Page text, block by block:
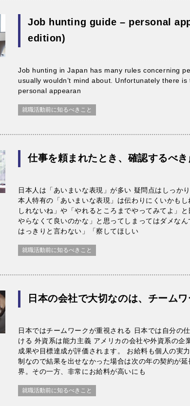
Job hunting guide – personal
edition)
Job hunting in Japan has many rules concerning
usually wouldn’t mind about. Unfortunately there
personal appearan
就職活動前に知るべきこと
仕事を頼まれたとき、確認するべき
日本人は「あいまいな表現」が多い 疑問点はしっか
本人特有の「あいまいな表現」は伝わりにくいかも
しれないね」や「やれるところまでやってみてよ」
やらなくて良いのかな」と思ってしまってはダメな
はっきりと言わない」「察してほしい
就職活動前に知るべきこと
日本の会社で大切なのは、チームワ
日本ではチームワークが重視される 日本では自分の
ける 外資系は能力主義 アメリカの会社や外資系の企
成果や目標達成が評価されます。 お給料も個人の実
制なので結果を出せなかった場合は次の年の契約が
界。その一方、非常にお給料が高いにも
就職活動前に知るべきこと